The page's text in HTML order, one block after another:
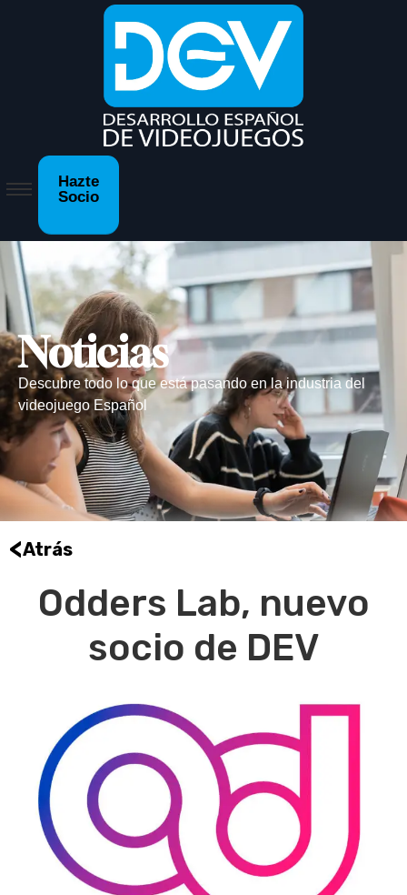
Hazte
Socio
Noticias
Descubre todo lo que está pasando en la industria del
videojuego Español
<Atrás
Odders Lab, nuevo
socio de DEV